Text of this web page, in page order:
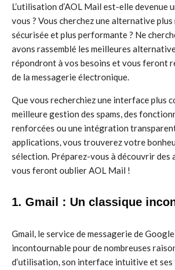
L’utilisation d’AOL Mail est-elle devenue
vous ? Vous cherchez une alternative plus
sécurisée et plus performante ? Ne
avons rassemblé les meilleures
répondront à vos besoins et vous feront
de la messagerie électronique.
Que vous recherchiez une interface plus
meilleure gestion des spams, des
renforcées ou une intégration
applications, vous trouverez votre
sélection. Préparez-vous à découvrir des
vous feront oublier AOL Mail !
1. Gmail : Un classique
Gmail, le service de messagerie de
incontournable pour de nombreuses
d’utilisation, son interface intuitive et